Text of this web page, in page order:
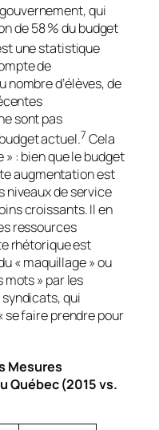
qui
de 58 % du budget
une statistique
de
d’élèves, de
sont pas
actuel.7 Cela
: bien que le budget
augmentation est
niveaux de service
croissants. Il en
ressources
rhétorique est
« maquillage » ou
mots » par les
qui
faire prendre pour
Mesures
Québec (2015 vs.